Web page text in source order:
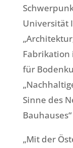
Universität
Fabrikation
für
Sinne des
„Mit der